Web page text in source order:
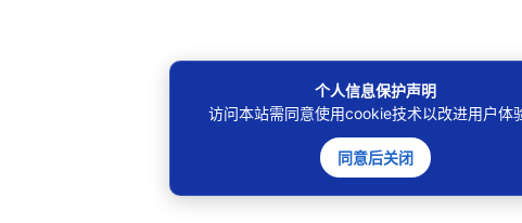
个人信息保护声明
访问本站需同意使用cookie技术以改进用户体
同意后关闭